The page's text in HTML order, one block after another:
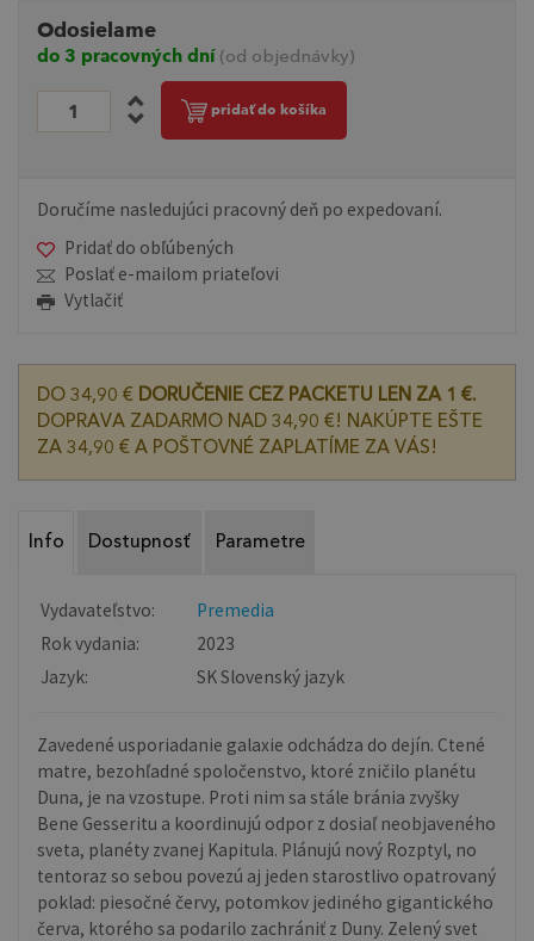
Odosielame
do 3 pracovných dní (od objednávky)
pridať do košíka
Doručíme nasledujúci pracovný deň po expedovaní.
Pridať do obľúbených
Poslať e-mailom priateľovi
Vytlačiť
DO 34,90 € DORUČENIE CEZ PACKETU LEN ZA 1 €.
DOPRAVA ZADARMO NAD 34,90 €! NAKÚPTE EŠTE
ZA 34,90 € A POŠTOVNÉ ZAPLATÍME ZA VÁS!
Info Dostupnosť Parametre
Vydavateľstvo:
Premedia
Rok vydania:
2023
Jazyk:
SK Slovenský jazyk
Zavedené usporiadanie galaxie odchádza do dejín. Ctené
matre, bezohľadné spoločenstvo, ktoré zničilo planétu
Duna, je na vzostupe. Proti nim sa stále bránia zvyšky
Bene Gesseritu a koordinujú odpor z dosiaľ neobjaveného
sveta, planéty zvanej Kapitula. Plánujú nový Rozptyl, no
tentoraz so sebou povezú aj jeden starostlivo opatrovaný
poklad: piesočné červy, potomkov jediného gigantického
červa, ktorého sa podarilo zachrániť z Duny. Zelený svet